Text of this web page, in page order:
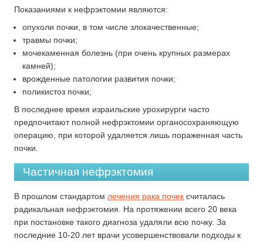
Показаниями к нефрэктомии являются:
опухоли почки, в том числе злокачественные;
травмы почки;
мочекаменная болезнь (при очень крупных размерах
камней);
врожденные патологии развития почки;
поликистоз почки;
В последнее время израильские урохирурги часто
предпочитают полной нефрэктомии органосохраняющую
операцию, при которой удаляется лишь пораженная часть
почки.
Частичная нефрэктомия
В прошлом стандартом лечения рака почексчиталась
радикальная нефрэктомия. На протяжении всего 20 века
при постановке такого диагноза удаляли всю почку. За
последние 10-20 лет врачи усовершенствовали подходы к